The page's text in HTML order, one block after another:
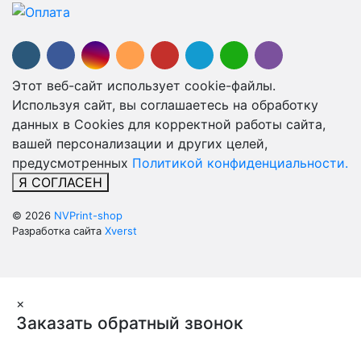
Этот веб-сайт использует cookie-файлы.
Используя сайт, вы соглашаетесь на обработку
данных в Cookies для корректной работы сайта,
вашей персонализации и других целей,
предусмотренных Политикой конфиденциальности.
Я СОГЛАСЕН
© 2026 NVPrint-shop
Разработка сайта Xverst
×
Заказать обратный звонок